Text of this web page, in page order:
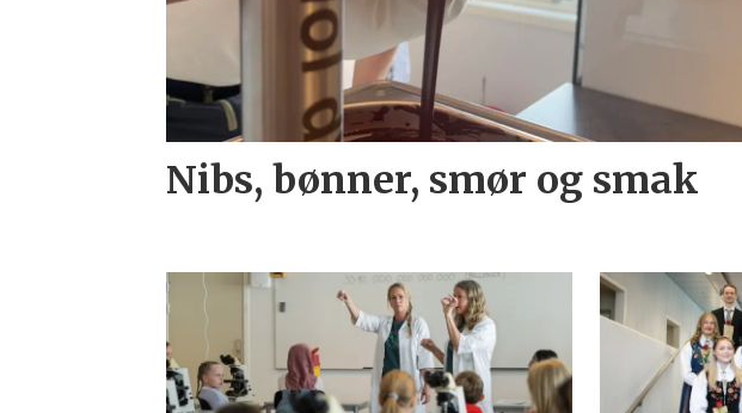
Nibs, bønner, smør og smak